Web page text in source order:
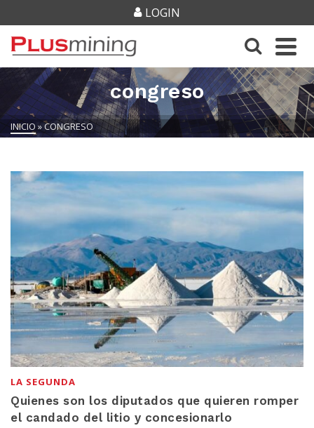
LOGIN
congreso
INICIO »CONGRESO
LA SEGUNDA
Quienes son los diputados que quieren romper
el candado del litio y concesionarlo